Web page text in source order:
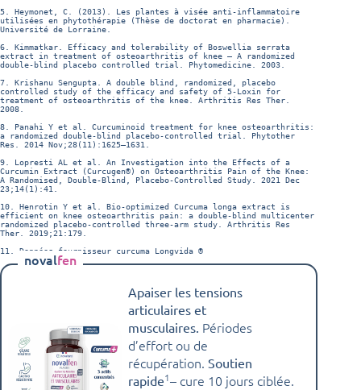
5. Heymonet, C. (2013). Les plantes à visée anti-inflammatoire
utilisées en phytothérapie (Thèse de doctorat en pharmacie).
Université de Lorraine.
6. Kimmatkar. Efficacy and tolerability of Boswellia serrata
extract in treatment of osteoarthritis of knee – A randomized
double-blind placebo controlled trial. Phytomedicine. 2003.
7. Krishanu Sengupta. A double blind, randomized, placebo
controlled study of the efficacy and safety of 5-Loxin for
treatment of osteoarthritis of the knee. Arthritis Res Ther.
2008.
8. Panahi Y et al. Curcuminoid treatment for knee osteoarthritis:
a randomized double-blind placebo-controlled trial. Phytother
Res. 2014 Nov;28(11):1625–1631.
9. Lopresti AL et al. An Investigation into the Effects of a
Curcumin Extract (Curcugen®) on Osteoarthritis Pain of the Knee:
A Randomised, Double-Blind, Placebo-Controlled Study. 2021 Dec
23;14(1):41.
10. Henrotin Y et al. Bio-optimized Curcuma longa extract is
efficient on knee osteoarthritis pain: a double-blind multicenter
randomized placebo-controlled three-arm study. Arthritis Res
Ther. 2019;21:179.
11. Données fournisseur curcuma Longvida ®
novalfen
Apaiser les tensions
articulaires et
musculaires. Périodes
d’effort ou de
récupération.Soutien
rapide1– cure 10 jours ciblée.